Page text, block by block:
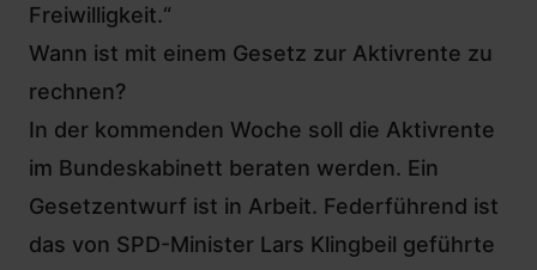
Freiwilligkeit.“
Wann ist mit einem Gesetz zur Aktivrente zu
rechnen?
In der kommenden Woche soll die Aktivrente
im Bundeskabinett beraten werden. Ein
Gesetzentwurf ist in Arbeit. Federführend ist
das von SPD-Minister Lars Klingbeil geführte